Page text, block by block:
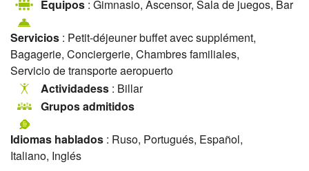
Equipos : Gimnasio, Ascensor, Sala de juegos, Bar
Servicios : Petit-déjeuner buffet avec supplément,
Bagagerie, Conciergerie, Chambres familiales,
Servicio de transporte aeropuerto
Actividadess : Billar
Grupos admitidos
Idiomas hablados : Ruso, Portugués, Español,
Italiano, Inglés